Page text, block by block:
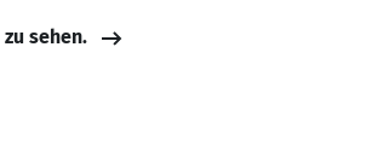
sehen.